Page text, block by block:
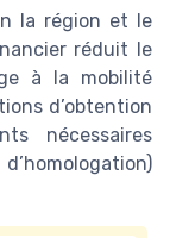
la région et le
réduit le
à la mobilité
d’obtention
nécessaires